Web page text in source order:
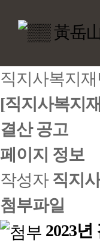
직지사복지
[직지사복지
결산 공고
페이지 정보
작성자 직지사
첨부파일
2023